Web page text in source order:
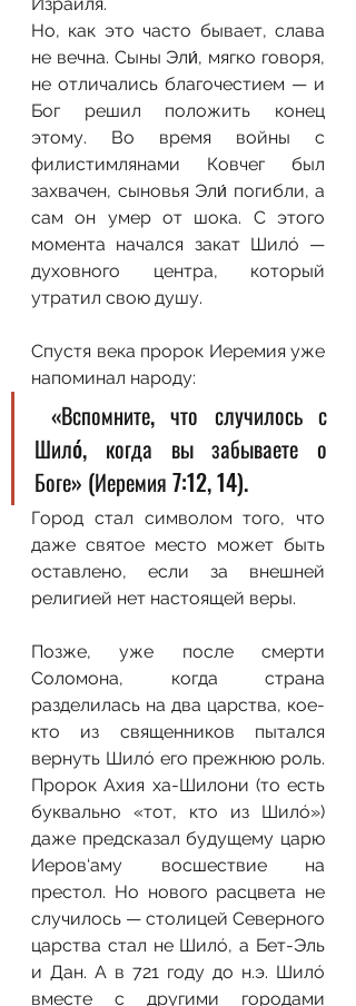
Но, как это часто бывает, слава
не вечна. Сыны Эли́, мягко говоря,
не отличались благочестием — и
Бог решил положить конец
этому. Во время войны с
филистимлянами Ковчег был
захвачен, сыновья Эли́ погибли, а
сам он умер от шока. С этого
момента начался закат Шилó —
духовного центра, который
утратил свою душу.
Спустя века пророк Иеремия уже
напоминал народу:
Шилó, когда вы забываете о
Боге» (Иеремия 7:12, 14).
Город стал символом того, что
даже святое место может быть
оставлено, если за внешней
религией нет настоящей веры.
Позже, уже после смерти
Соломона, когда страна
разделилась на два царства, кое-
кто из священников пытался
вернуть Шилó его прежнюю роль.
Пророк Ахия ха-Шилони (то есть
буквально «тот, кто из Шилó»)
даже предсказал будущему царю
Иеров‘аму восшествие на
престол. Но нового расцвета не
случилось — столицей Северного
царства стал не Шилó, а Бет-Эль
и Дан. А в 721 году до н.э. Шилó
вместе с другими городами